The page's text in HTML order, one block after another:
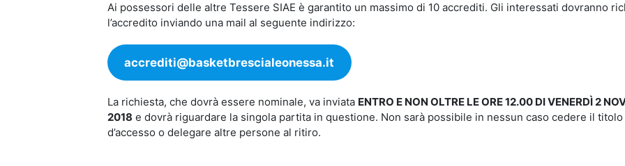
Ai possessori delle altre Tessere SIAE è garantito un massimo di 10 accrediti. Gli interessati dovranno
l’accredito inviando una mail al seguente indirizzo:
accrediti@basketbrescialeonessa.it
La richiesta, che dovrà essere nominale, va inviata ENTRO E NON OLTRE LE ORE 12.00 DI VENERDÌ 2
2018 e dovrà riguardare la singola partita in questione. Non sarà possibile in nessun caso cedere il titolo
d’accesso o delegare altre persone al ritiro.